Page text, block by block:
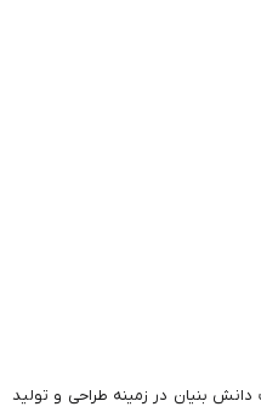
بنیان در زمینه طراحی و تولید